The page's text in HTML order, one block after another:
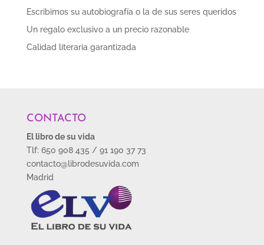
Escribimos su autobiografía o la de sus seres queridos
Un regalo exclusivo a un precio razonable
Calidad literaria garantizada
CONTACTO
El libro de su vida
Tlf: 650 908 435 / 91 190 37 73
contacto@librodesuvida.com
Madrid